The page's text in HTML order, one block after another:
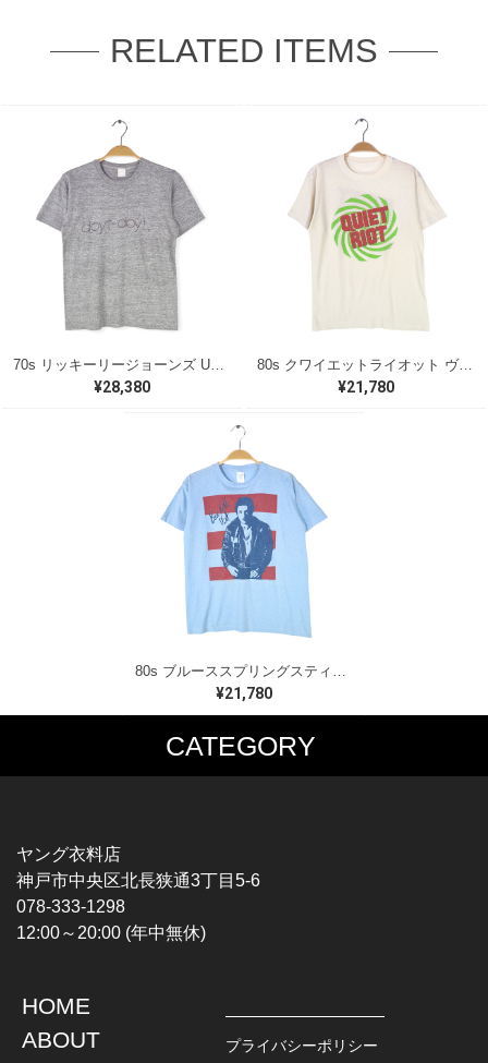
RELATED ITEMS
¥28,380
80s クワイエットライオット ヴィンテージTシャツ ロックTシャツ バンドロゴ ホワイト QUIET RIOT メンズM相当 古着 @AAB1362
¥21,780
80s ブルーススプリングスティーン USA製 ヴィンテージTシャツ ロックTシャツ BORN IN THE USA BRUCE SPRINGSTEEN メンズM 古着 @AAA1523
¥21,780
CATEGORY
MUSIC TEE
HARDCORE / PUNK
PROGLESSIVE ROCK
POPS
SOUL / R&B
T-SHIRTS
CHAMPION
TOPS
L / S SHIRT
JACKET
DENIM
ヤング衣料店
神戸市中央区北長狭通3丁目5-6
078-333-1298
12:00～20:00 (年中無休)
HOME
ABOUT
プライバシーポリシー